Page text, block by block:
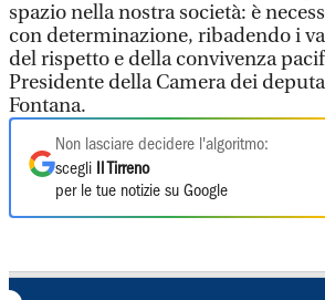
spazio nella nostra società: è
con determinazione, ribadendo i
del rispetto e della convivenza
Presidente della Camera dei
Fontana.
Non lasciare decidere l'algoritmo:
scegli
Il Tirreno
per le tue notizie su Google